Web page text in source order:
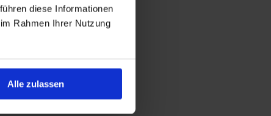
diese Informationen
Rahmen Ihrer Nutzung
Alle zulassen